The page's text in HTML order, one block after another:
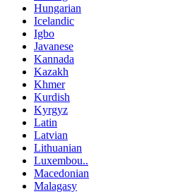
Hungarian
Icelandic
Igbo
Javanese
Kannada
Kazakh
Khmer
Kurdish
Kyrgyz
Latin
Latvian
Lithuanian
Luxembou..
Macedonian
Malagasy